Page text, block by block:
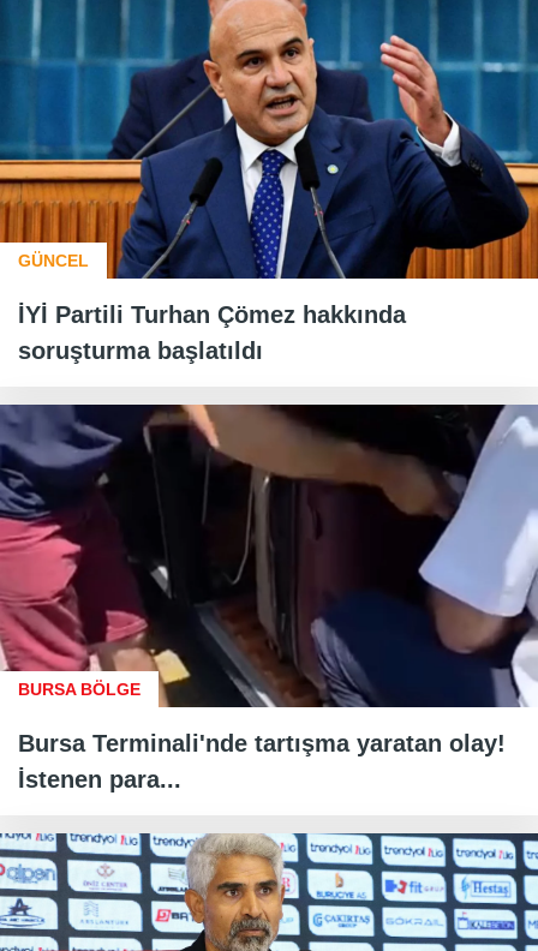
GÜNCEL
İYİ Partili Turhan Çömez hakkında
soruşturma başlatıldı
BURSA BÖLGE
Bursa Terminali'nde tartışma yaratan olay!
İstenen para...